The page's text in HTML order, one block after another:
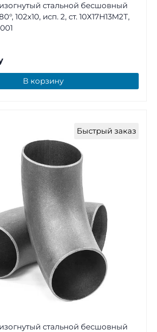
стальной бесшовный
102х10, исп. 2, ст. 10Х17Н13М2Т,
В корзину
Быстрый заказ
стальной бесшовный